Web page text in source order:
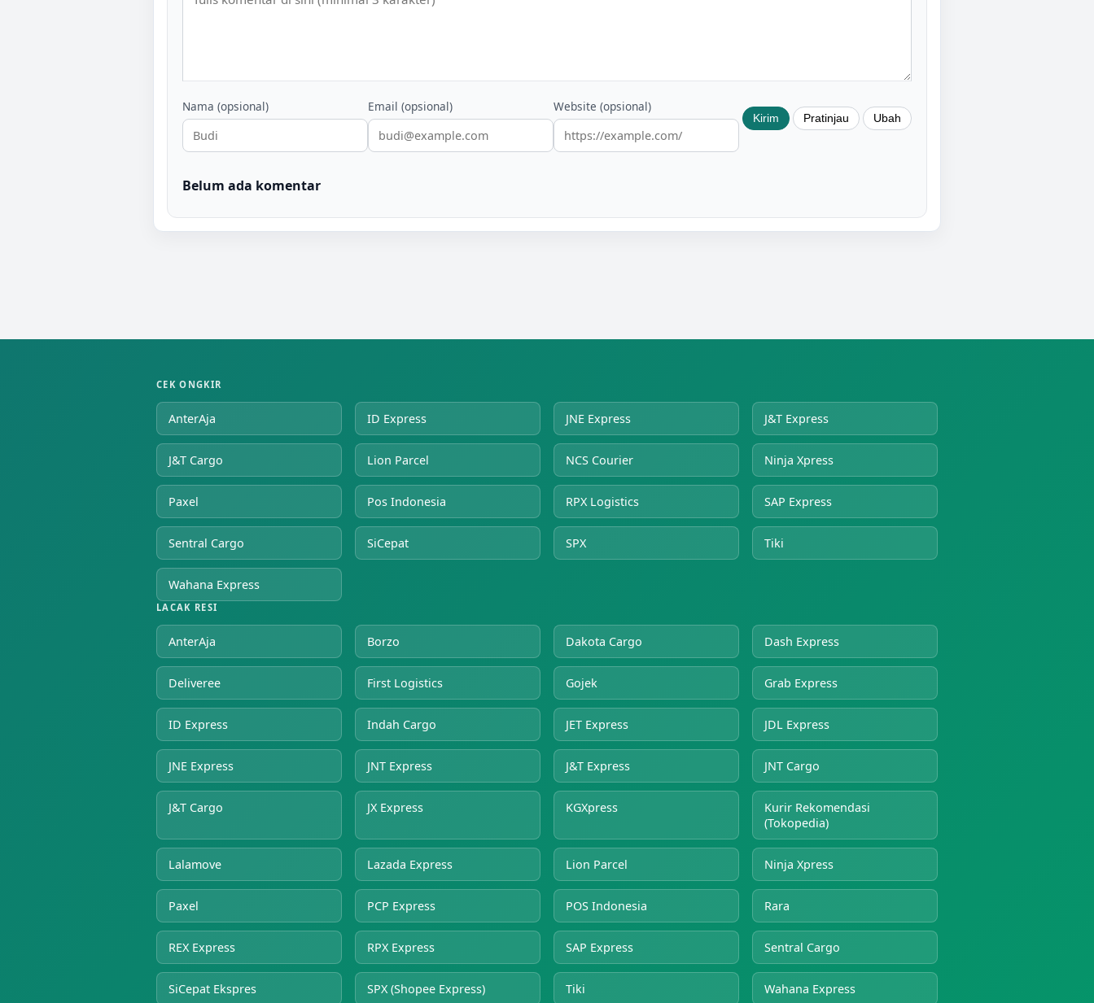
Nama (opsional) Email (opsional) Website (opsional)
Belum ada komentar
CEK ONGKIR
AnterAja ID Express JNE Express J&T Express
J&T Cargo Lion Parcel NCS Courier Ninja Xpress
Paxel Pos Indonesia RPX Logistics SAP Express
Sentral Cargo SiCepat SPX Tiki
Wahana Express
LACAK RESI
AnterAja Borzo Dakota Cargo Dash Express
Deliveree First Logistics Gojek Grab Express
ID Express Indah Cargo JET Express JDL Express
JNE Express JNT Express J&T Express JNT Cargo
J&T Cargo JX Express KGXpress
Kurir Rekomendasi
(Tokopedia)
Lalamove Lazada Express Lion Parcel Ninja Xpress
Paxel PCP Express POS Indonesia Rara
REX Express RPX Express SAP Express Sentral Cargo
SiCepat Ekspres SPX (Shopee Express) Tiki Wahana Express